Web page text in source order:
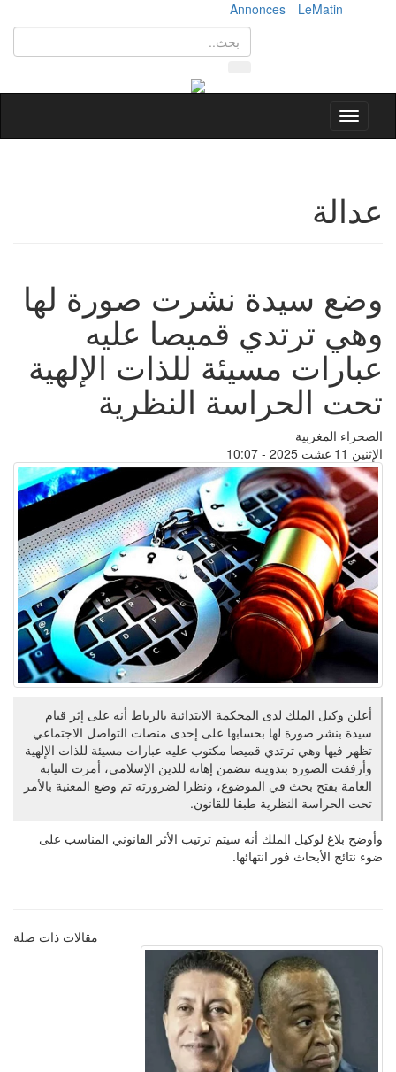
LeMatin
Annonces
Toggle
navigation
عدالة
وضع سيدة نشرت صورة لها
وهي ترتدي قميصا عليه
عبارات مسيئة للذات الإلهية
تحت الحراسة النظرية
الصحراء المغربية
الإثنين 11 غشت 2025 - 10:07
أعلن وكيل الملك لدى المحكمة الابتدائية بالرباط أنه على إثر قيام
سيدة بنشر صورة لها بحسابها على إحدى منصات التواصل الاجتماعي
تظهر فيها وهي ترتدي قميصا مكتوب عليه عبارات مسيئة للذات الإلهية
وأرفقت الصورة بتدوينة تتضمن إهانة للدين الإسلامي، أمرت النيابة
العامة بفتح بحث في الموضوع، ونظرا لضرورته تم وضع المعنية بالأمر
تحت الحراسة النظرية طبقا للقانون.
وأوضح بلاغ لوكيل الملك أنه سيتم ترتيب الأثر القانوني المناسب على
ضوء نتائج الأبحاث فور انتهائها.
مقالات ذات صلة